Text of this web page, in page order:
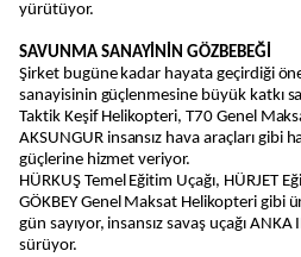
yürütüyor.
SAVUNMA SANAYİNİN GÖZBEBEĞİ
Şirket bugüne kadar hayata geçirdiği
sanayisinin güçlenmesine büyük katkı
Taktik Keşif Helikopteri, T70 Genel
AKSUNGUR insansız hava araçları gibi
güçlerine hizmet veriyor.
HÜRKUŞ Temel Eğitim Uçağı, HÜRJET
GÖKBEY Genel Maksat Helikopteri gibi
gün sayıyor, insansız savaş uçağı
sürüyor.